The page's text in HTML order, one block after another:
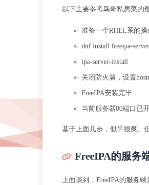
以下主要参考鸟哥私房菜的
准备一个RHEL系的
dnf install freeipa-server
ipa-server-install
关闭防火墙，设置
FreeIPA安装完毕
当前服务器80端口已
基于上面几步，似乎很爽。
FreeIPA的服务
上面谈到，FreeIPA的服务